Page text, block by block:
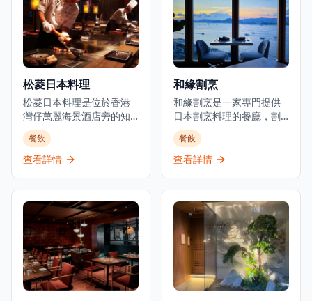
料理聞名，Room 3提供晚
餐服務，專注於燒烤類食
品和酒吧美食，是本地人
和遊客的熱門目的地。這
家establishment既是餐廳
地帶提供精緻的都市用餐
體驗。
位置，這間餐廳提供正宗
的日式用餐體驗，晚市主
打刺身、串燒等，亦有廚
師發辦，全部都用了時令
魚料及食材。餐廳環境溫
與朋友共聚，享受傳統日
式料理的魅力。餐廳以在
元朗區提供高性價比的日
本料理而聞名，無論是想
要品嚐新鮮刺身還是享受
炭火串燒的獨特風味，鳥
松菱日本料理
松菱日本料理是位於香港
灣仔萬麗海景酒店旁的知
名餐廳，是體驗正宗日式
鐵板燒的頂級選擇。餐廳
以精緻的傳統日本料理和
燒宴席已有超過35年的歷
史，深受本地食客和遊客
喜愛。位於灣仔會議展覽
中心旁，松菱提供壽司吧
和鐵板燒用餐體驗，讓客
人可以近距離觀看廚師精
湛的烹飪技藝。餐廳環境
餐飲
查看詳情
和緣割烹
和緣割烹是一家專門提供
日本割烹料理的餐廳，割
烹是日本最精緻和最悠久
的烹飪傳統之一。餐廳使
用優質的日本食材，隨著
驗。餐廳位於上環新建的
干諾中心29樓，可從私密
的用餐環境中欣賞維多利
亞港的壯麗景色。開放式
廚房讓廚師能與食客互
動，提供正宗的日本割烹
體驗。割烹料理強調食材
餐飲
查看詳情